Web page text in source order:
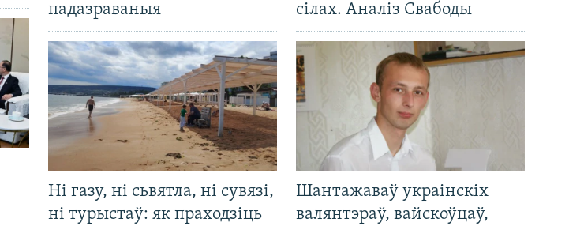
падазраваныя
сілах. Аналіз Свабоды
Ні газу, ні сьвятла, ні сувязі,
ні турыстаў: як праходзіць
Шантажаваў украінскіх
валянтэраў, вайскоўцаў,